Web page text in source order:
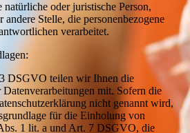
natürliche oder juristische Person,
Stelle, die personenbezogene
verarbeitet.
DSGVO teilen wir Ihnen die
Datenverarbeitungen mit. Sofern die
nicht genannt wird,
für die Einholung von
1 lit. a und Art. 7 DSGVO, die